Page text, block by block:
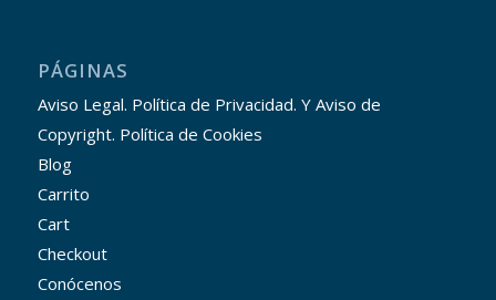
PÁGINAS
Aviso Legal. Política de Privacidad. Y Aviso de
Copyright. Política de Cookies
Blog
Carrito
Cart
Checkout
Conócenos